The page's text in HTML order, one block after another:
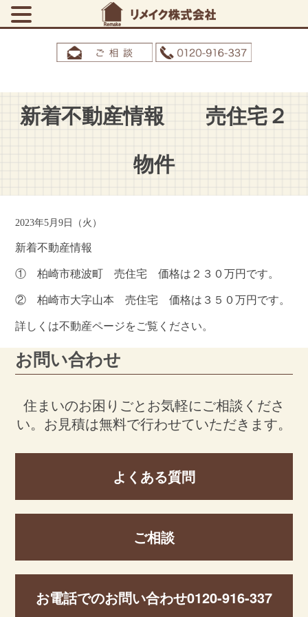
新着不動産情報 売住宅２
物件
2023年5月9日（火）
新着不動産情報
① 柏崎市穂波町 売住宅 価格は２３０万円です。
② 柏崎市大字山本 売住宅 価格は３５０万円です。
詳しくは不動産ページをご覧ください。
お問い合わせ
住まいのお困りごとお気軽にご相談くださ
い。 お見積は無料で行わせていただきます。
よくある質問
ご相談
お電話でのお問い合わせ0120-916-337